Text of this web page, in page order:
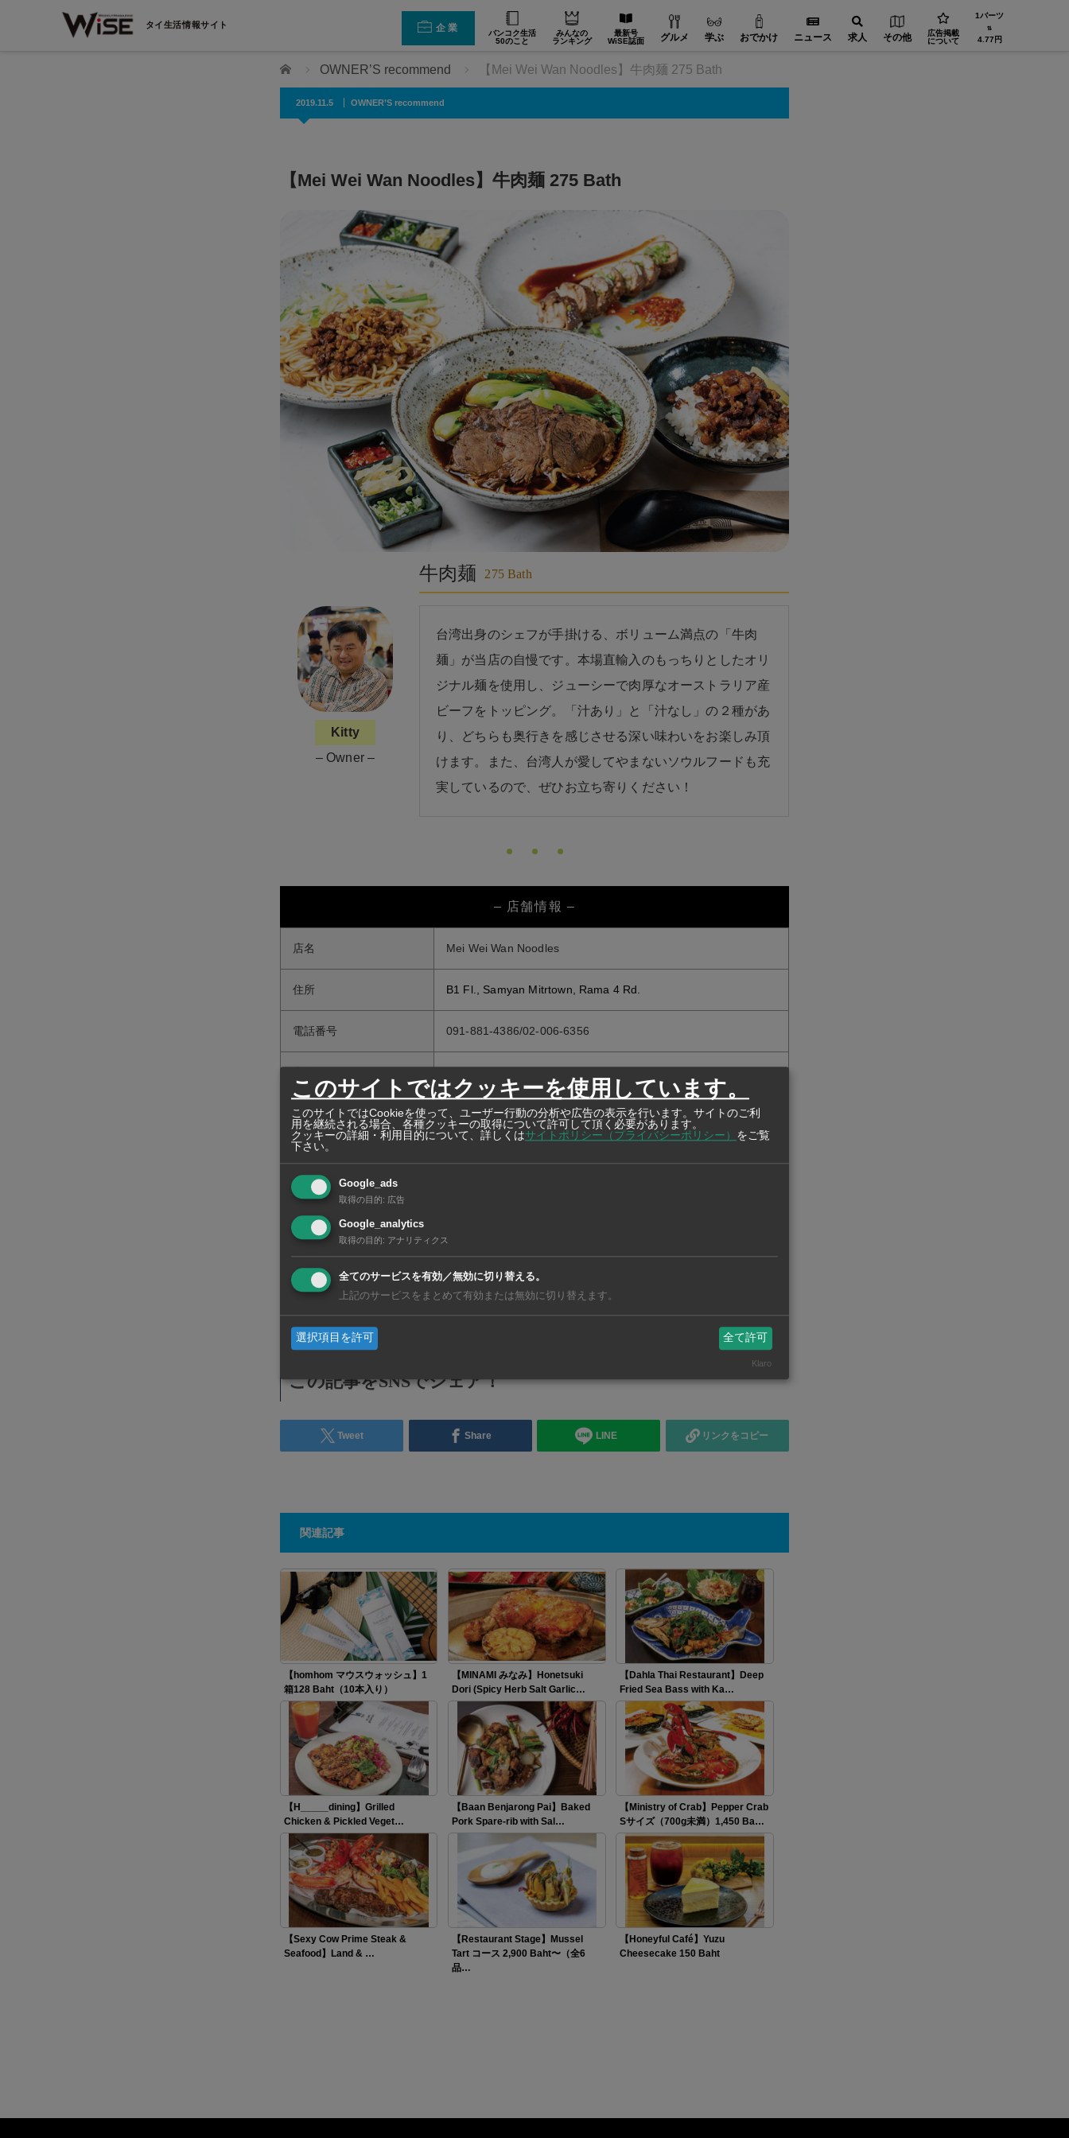
タイ生活情報サイト 企業
バンコク生活
50のこと
みんなの
ランキング
最新号
WiSE誌面
グルメ 学ぶ おでかけ ニュース 求人 その他
広告掲載
について
1バーツ
⇅
4.77円
ホーム OWNER’S recommend 【Mei Wei Wan Noodles】牛肉麺 275 Bath
2019.11.5 OWNER’S recommend
【Mei Wei Wan Noodles】牛肉麺 275 Bath
Kitty
– Owner –
牛肉麺 275 Bath
台湾出身のシェフが手掛ける、ボリューム満点の「牛肉
麺」が当店の自慢です。本場直輸入のもっちりとしたオリ
ジナル麺を使用し、ジューシーで肉厚なオーストラリア産
ビーフをトッピング。「汁あり」と「汁なし」の２種があ
り、どちらも奥行きを感じさせる深い味わいをお楽しみ頂
けます。また、台湾人が愛してやまないソウルフードも充
実しているので、ぜひお立ち寄りください！
– 店舗情報 –
店名 Mei Wei Wan Noodles
住所 B1 Fl., Samyan Mitrtown, Rama 4 Rd.
電話番号 091-881-4386/02-006-6356
営業時間 毎日 10:00〜21:00
Facebook
Instagram
VAT
サービス料 なし
この記事をSNSでシェア！
Tweet Share LINE リンクをコピー
関連記事
【homhom マウスウォッシュ】1
箱128 Baht（10本入り）
【MINAMI みなみ】Honetsuki
Dori (Spicy Herb Salt Garlic…
【Dahla Thai Restaurant】Deep
Fried Sea Bass with Ka…
【H_____dining】Grilled
Chicken & Pickled Veget…
【Baan Benjarong Pai】Baked
Pork Spare-rib with Sal…
【Ministry of Crab】Pepper Crab
Sサイズ（700g未満）1,450 Ba…
【Sexy Cow Prime Steak &
Seafood】Land & …
【Restaurant Stage】Mussel
Tart コース 2,900 Baht〜（全6
品…
【Honeyful Café】Yuzu
Cheesecake 150 Baht
このサイトではクッキーを使用しています。
このサイトではCookieを使って、ユーザー行動の分析や広告の表示を行います。サイトのご利
用を継続される場合、各種クッキーの取得について許可して頂く必要があります。
クッキーの詳細・利用目的について、詳しくはサイトポリシー（プライバシーポリシー） をご覧
下さい。
Google_ads
取得の目的: 広告
Google_analytics
取得の目的: アナリティクス
全てのサービスを有効／無効に切り替える。
上記のサービスをまとめて有効または無効に切り替えます。
選択項目を許可 全て許可
Klaro